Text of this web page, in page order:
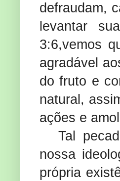
defraudam,
levantar
3:6,vemos
agradável
do fruto e
natural,
ações e
Tal
nossa
própria